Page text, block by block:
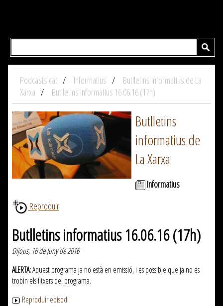
Podcasts.cat Informatius
Butlletins informatius de La
Xarxa
Butlletins informatius 16.06.16 (17h)
Butlletins
informatius de
La Xarxa
Informatius
Reproduir
Butlletins informatius 16.06.16 (17h)
Dijous, 16 de Juny de 2016
ALERTA:Aquest programa ja no està en emissió, i es possible que ja no es
trobin els fitxers del programa.
Reproduir episodi